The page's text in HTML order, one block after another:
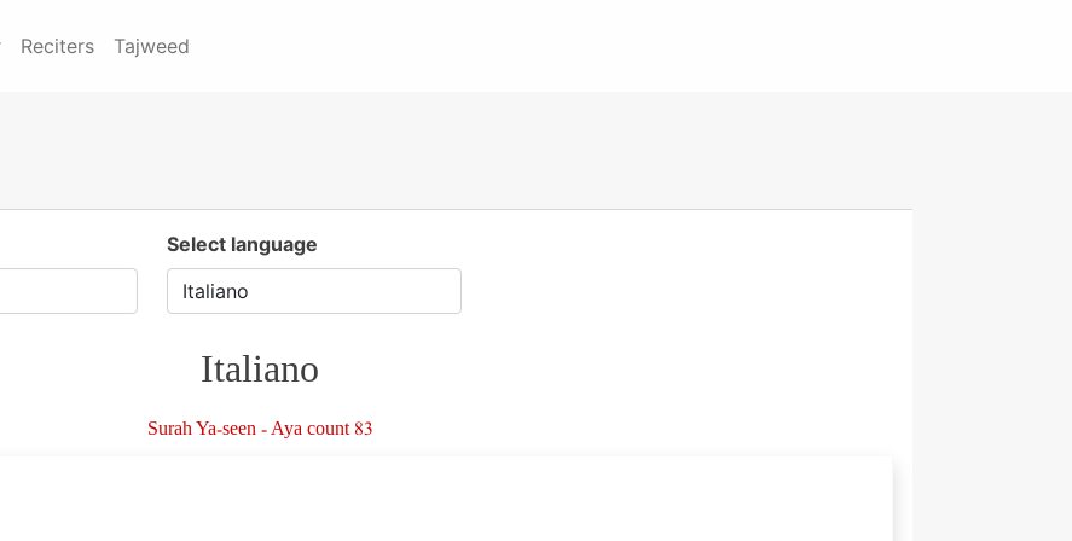
Reciters Tajweed
Select language
Italiano
Surah Ya-seen - Aya count 83